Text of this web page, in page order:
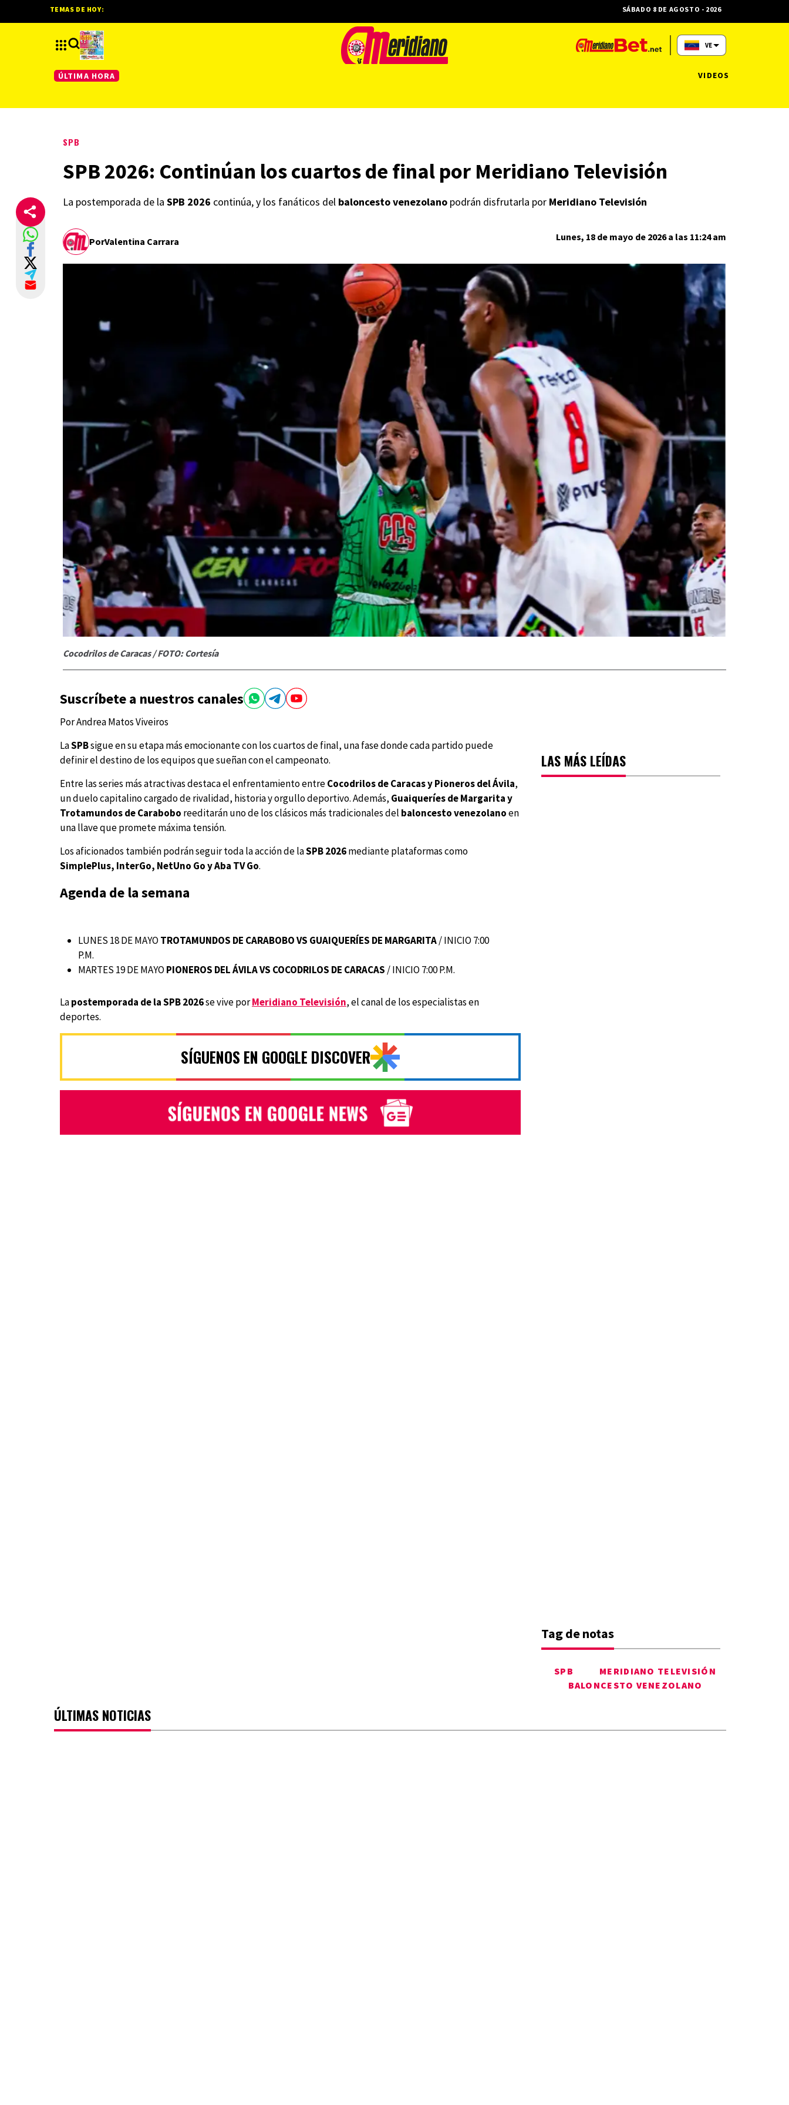
SPB
SPB 2026: Continúan los cuartos de final por Meridiano Televisión
La postemporada de la SPB 2026 continúa, y los fanáticos del baloncesto venezolano podrán disfrutarla por Meridiano Televisión
PorValentina Carrara Lunes, 18 de mayo de 2026 a las 11:24 am
Cocodrilos de Caracas / FOTO: Cortesía
Suscríbete a nuestros canales
Por Andrea Matos Viveiros
LaSPBsigue en su etapa más emocionante con los cuartos de final, una fase donde cada partido puede
definir el destino de los equipos que sueñan con el campeonato.
Entre las series más atractivas destaca el enfrentamiento entreCocodrilos de Caracas y Pioneros del Ávila,
un duelo capitalino cargado de rivalidad, historia y orgullo deportivo. Además, Guaiqueríes de Margarita y
Trotamundos de Carabobo reeditarán uno de los clásicos más tradicionales del baloncesto venezolanoen
una llave que promete máxima tensión.
Los aficionados también podrán seguir toda la acción de laSPB 2026mediante plataformas como
SimplePlus, InterGo, NetUno Go y Aba TV Go.
Agenda de la semana
LUNES 18 DE MAYO TROTAMUNDOS DE CARABOBO VS GUAIQUERÍES DE MARGARITA/ INICIO 7:00
P.M.
MARTES 19 DE MAYO PIONEROS DEL ÁVILA VS COCODRILOS DE CARACAS / INICIO 7:00 P.M.
Lapostemporada de la SPB 2026se vive porMeridiano Televisión, el canal de los especialistas en
deportes.
SÍGUENOS EN GOOGLE DISCOVER
LAS MÁS LEÍDAS
Tag de notas
SPB
MERIDIANO TELEVISIÓN
BALONCESTO VENEZOLANO
ÚLTIMAS NOTICIAS
TEMAS DE HOY: SÁBADO 8 DE AGOSTO - 2026
VE
ÚLTIMA HORA VIDEOS